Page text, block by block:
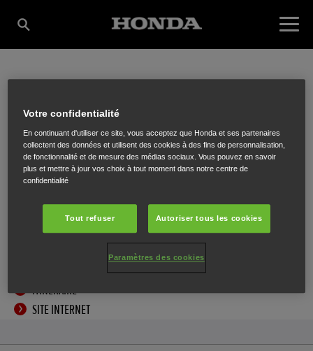
LA MAISON DU
MOTEUR
Avenue de l’Indépendance 43-49 ,Wandre,4020
ITINÉRAIRE
SITE INTERNET
Votre confidentialité
En continuant d'utiliser ce site, vous acceptez que Honda et ses partenaires
collectent des données et utilisent des cookies à des fins de personnalisation,
de fonctionnalité et de mesure des médias sociaux. Vous pouvez en savoir
plus et mettre à jour vos choix à tout moment dans notre centre de
confidentialité
Tout refuser Autoriser tous les cookies
Paramètres des cookies